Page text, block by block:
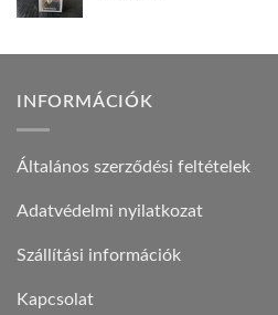
INFORMÁCIÓK
Általános szerződési feltételek
Adatvédelmi nyilatkozat
Szállítási információk
Kapcsolat